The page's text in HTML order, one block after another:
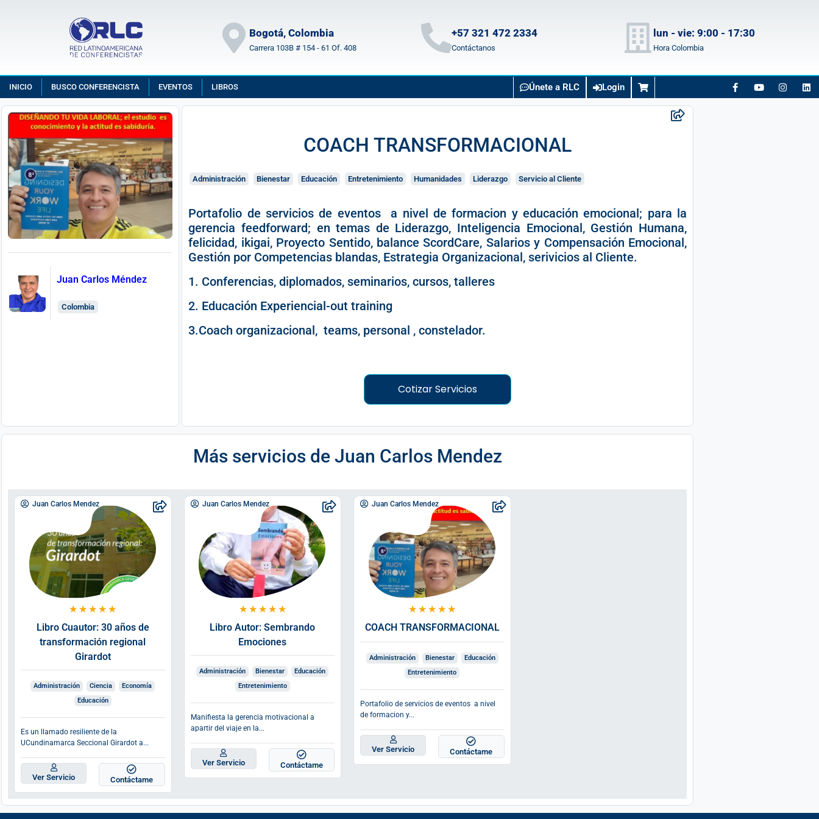
Bogotá, Colombia
Carrera 103B # 154 - 61 Of. 408
+57 321 472 2334
Contáctanos
lun - vie: 9:00 - 17:30
Hora Colombia
INICIO BUSCO CONFERENCISTA EVENTOS LIBROS Únete a RLC Login
Juan Carlos Méndez
Colombia
COACH TRANSFORMACIONAL
Administración Bienestar Educación Entretenimiento Humanidades Liderazgo Servicio al Cliente
Portafolio de servicios de eventos a nivel de formacion y educación emocional; para la
gerencia feedforward; en temas de Liderazgo, Inteligencia Emocional, Gestión Humana,
felicidad, ikigai, Proyecto Sentido, balance ScordCare, Salarios y Compensación Emocional,
Gestión por Competencias blandas, Estrategia Organizacional, serivicios al Cliente.
1. Conferencias, diplomados, seminarios, cursos, talleres
2. Educación Experiencial-out training
3.Coach organizacional, teams, personal , constelador.
Cotizar Servicios
Más servicios de Juan Carlos Mendez
Juan Carlos Mendez
★ ★ ★ ★ ★
Libro Cuautor: 30 años de
transformación regional
Girardot
Administración Ciencia
Economía
Educación
Es un llamado resiliente de la
UCundinamarca Seccional Girardot a...
Ver Servicio Contáctame
Juan Carlos Mendez
★ ★ ★ ★ ★
Libro Autor: Sembrando
Emociones
Administración Bienestar
Educación
Entretenimiento
Manifiesta la gerencia motivacional a
apartir del viaje en la...
Ver Servicio Contáctame
Juan Carlos Mendez
★ ★ ★ ★ ★
COACH TRANSFORMACIONAL
Administración Bienestar
Educación
Entretenimiento
Portafolio de servicios de eventos a nivel
de formacion y...
Ver Servicio Contáctame